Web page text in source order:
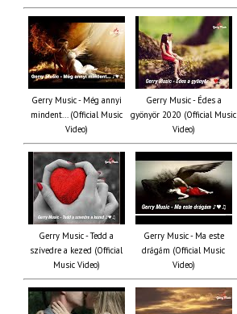
Gerry Music - Még annyi
mindent... (Official Music
Video)
Gerry Music - Édes a
gyönyör 2020 (Official Music
Video)
Gerry Music - Tedd a
szívedre a kezed (Official
Music Video)
Gerry Music - Ma este
drágám (Official Music
Video)